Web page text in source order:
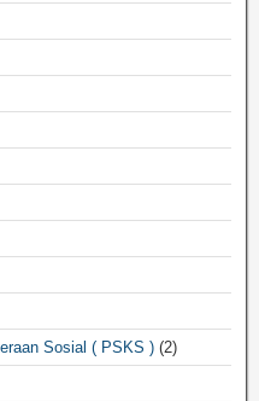
Sosial ( PSKS ) (2)